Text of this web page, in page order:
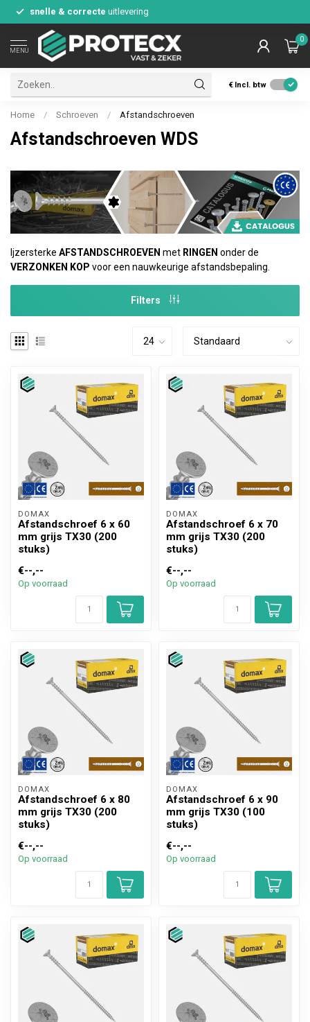
snelle & correcte uitlevering
MENU
0
€ Incl. btw
Home / Schroeven / Afstandschroeven
Afstandschroeven WDS
Ijzersterke AFSTANDSCHROEVEN met RINGEN onder de
VERZONKEN KOP voor een nauwkeurige afstandsbepaling.
Filters
DOMAX
Afstandschroef 6 x 60
mm grijs TX30 (200
stuks)
€--,--
Op voorraad
DOMAX
Afstandschroef 6 x 70
mm grijs TX30 (200
stuks)
€--,--
Op voorraad
DOMAX
Afstandschroef 6 x 80
mm grijs TX30 (200
stuks)
€--,--
Op voorraad
DOMAX
Afstandschroef 6 x 90
mm grijs TX30 (100
stuks)
€--,--
Op voorraad